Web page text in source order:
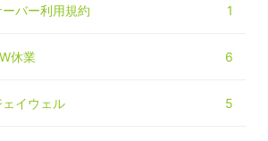
ーバー利用規約 1
休業 6
ェイウェル 5